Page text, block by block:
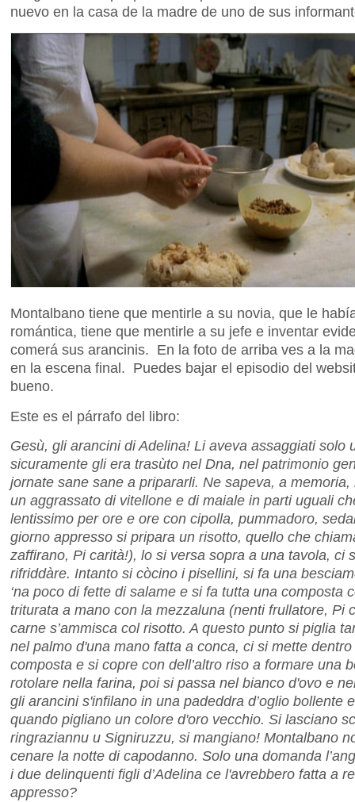
nuevo en la casa de la madre de uno de sus
Montalbano tiene que mentirle a su novia, que le
romántica, tiene que mentirle a su jefe e inventar
comerá sus arancinis. En la foto de arriba ves a la
en la escena final. Puedes bajar el episodio del
bueno.
Este es el párrafo del libro:
Gesù, gli arancini di Adelina! Li aveva assaggiati solo
sicuramente gli era trasùto nel Dna, nel patrimonio
jornate sane sane a pripararli. Ne sapeva, a
un aggrassato di vitellone e di maiale in parti uguali
lentissimo per ore e ore con cipolla, pummadoro,
giorno appresso si pripara un risotto, quello che
zaffirano, Pi carità!), lo si versa sopra a una tavola, ci
rifriddàre. Intanto si còcino i pisellini, si fa una
‘na poco di fette di salame e si fa tutta una composta
triturata a mano con la mezzaluna (nenti frullatore, Pi
carne s’ammisca col risotto. A questo punto si piglia
nel palmo d'una mano fatta a conca, ci si mette
composta e si copre con dell’altro riso a formare una
rotolare nella farina, poi si passa nel bianco d'ovo e
gli arancini s'infilano in una padeddra d’oglio bollente
quando pigliano un colore d'oro vecchio. Si lasciano
ringraziannu u Signiruzzu, si mangiano! Montalbano
cenare la notte di capodanno. Solo una domanda
i due delinquenti figli d’Adelina ce l'avrebbero fatta a
appresso?